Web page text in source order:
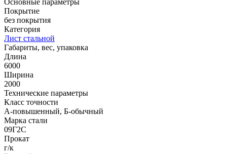
Покрытие
без покрытия
Категория
Лист стальной
Габариты, вес, упаковка
Длина
6000
Ширина
2000
Технические параметры
Класс точности
А-повышенный, Б-обычный
Марка стали
09Г2С
Прокат
г/к